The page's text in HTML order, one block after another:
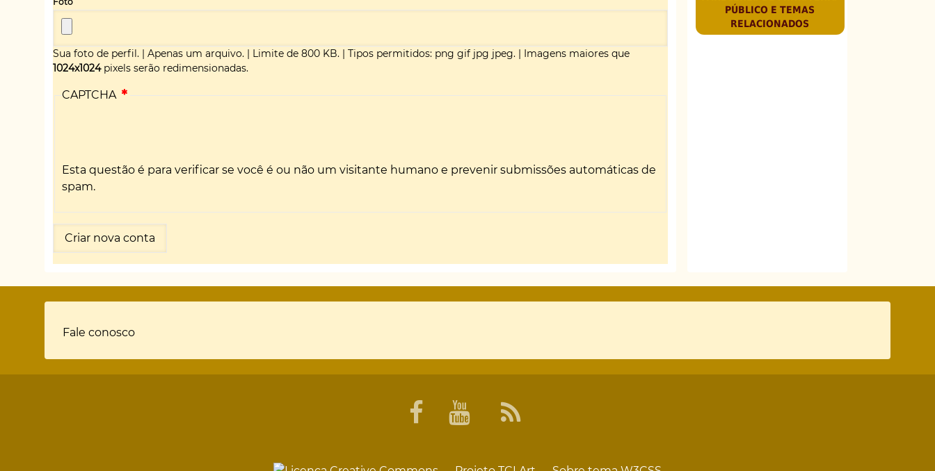
Sua foto de perfil. Apenas um arquivo. Limite de 800 KB. Tipos permitidos: png gif jpg jpeg.
Imagens maiores que
1024x1024pixels serão redimensionadas.
CAPTCHA
Esta questão é para verificar se você é ou não um visitante humano e prevenir submissões automáticas de
spam.
PÚBLICO E TEMAS
RELACIONADOS
Rodapé
Fale conosco